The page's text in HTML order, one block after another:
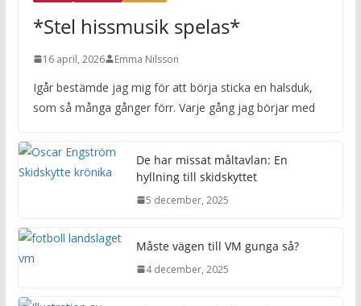
*Stel hissmusik spelas*
16 april, 2026 Emma Nilsson
Igår bestämde jag mig för att börja sticka en halsduk,
som så många gånger förr. Varje gång jag börjar med
De har missat måltavlan: En
hyllning till skidskyttet
5 december, 2025
Måste vägen till VM gunga så?
4 december, 2025